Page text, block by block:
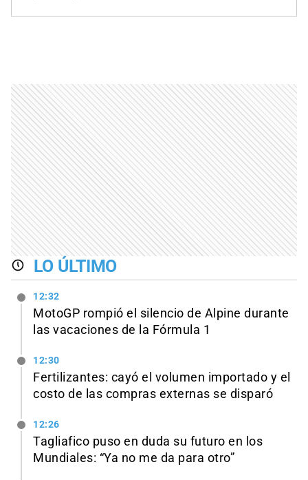
LO ÚLTIMO
12:32
MotoGP rompió el silencio de Alpine durante
las vacaciones de la Fórmula 1
12:30
Fertilizantes: cayó el volumen importado y el
costo de las compras externas se disparó
12:26
Tagliafico puso en duda su futuro en los
Mundiales: “Ya no me da para otro”